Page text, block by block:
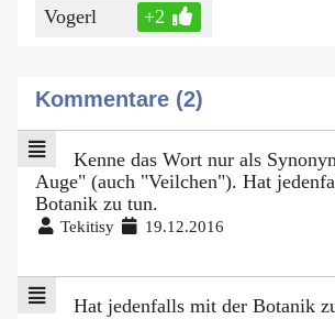
Vogerl +2
Kommentare (2)
Kenne das Wort nur als
Auge" (auch "Veilchen"). Hat
Botanik zu tun.
Tekitisy 19.12.2016
Hat jedenfalls mit der Botanik